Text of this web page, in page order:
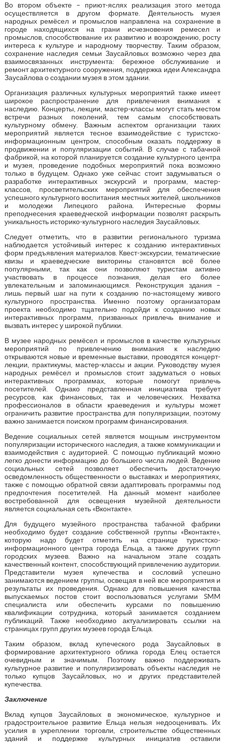
Во втором объекте – приют-яслях реализация этого метода
осуществляется в другом формате. Деятельность музея
народных ремёсел и промыслов направлена на сохранение в
городе находящихся на грани исчезновения ремесел и
промыслов, способствование их развитию и возрождению, росту
интереса к культуре и народному творчеству. Таким образом,
сохранение наследия семьи Заусайловых возможно через два
взаимосвязанных инструмента: бережное обслуживание и
ремонт архитектурного сооружения, поддержка идеи Александра
Заусайлова о создании музея в этом здании.
Организация различных культурных мероприятий также имеет
широкое распространение для привлечения внимания к
наследию. Концерты, лекции, мастер-классы могут стать местом
встречи разных поколений, тем самым способствовать
культурному обмену. Важным аспектом организации таких
мероприятий является тесное взаимодействие с туристско-
информационным центром, способным оказать поддержку в
продвижении и популяризации событий. В случае с табачной
фабрикой, на которой планируется создание культурного центра
и музея, проведение подобных мероприятий пока возможно
только в будущем. Однако уже сейчас стоит задумываться о
разработке интерактивных экскурсий и программ, мастер-
классов, просветительских мероприятий для обеспечения
успешного культурного воспитания местных жителей, школьников
и молодежи Липецкого района. Интересные формы
преподнесения краеведческой информации позволят раскрыть
уникальность историко-культурного наследия Заусайловых.
Следует отметить, что в развитии регионального туризма
наблюдается устойчивый интерес к созданию интерактивных
форм предъявления материалов. Квест-экскурсии, тематические
квизы и краеведческие викторины становятся всё более
популярными, так как они позволяют туристам активно
участвовать в процессе познания, делая его более
увлекательным и запоминающимся. Реконструкция здания –
лишь первый шаг на пути к созданию по-настоящему живого
культурного пространства. Именно поэтому организаторам
проекта необходимо тщательно подойди к созданию новых
интерактивных программ, призванных привлечь внимание и
вызвать интерес у широкой публики.
В музее народных ремёсел и промыслов в качестве культурных
мероприятий по привлечению внимания к наследию
открываются новые и временные выставки, проводятся концерт-
лекции, практикумы, мастер-классы и акции. Руководству музея
народных ремёсел и промыслов стоит задуматься о новых
интерактивных программах, которые помогут привлечь
посетителей. Однако представленная инициатива требует
ресурсов, как финансовых, так и человеческих. Нехватка
профессионалов в области краеведения и культуры может
ограничить развитие пространства для популяризации, поэтому
важно занимается поиском программ финансирования.
Ведение социальных сетей является мощным инструментом
популяризации исторического наследия, а также коммуникации и
взаимодействия с аудиторией. С помощью публикаций можно
легко донести информацию до большего числа людей. Ведение
социальных сетей позволяет обеспечить достаточную
осведомленность общественности о выставках и мероприятиях,
также с помощью обратной связи адаптировать программы под
предпочтения посетителей. На данный момент наиболее
востребованной для освещения музейной деятельности
является социальная сеть «Вконтакте».
Для будущего музейного пространства табачной фабрики
необходимо будет создание собственной группы «Вконтакте»,
которую надо будет отметить на странице туристско-
информационного центра города Ельца, а также других групп
городских музеев. Важно на начальном этапе создать
качественный контент, способствующий привлечению аудитории.
Представители музея купечества и сословий успешно
занимаются ведением группы, освещая в ней все мероприятия и
результаты их проведения. Однако для повышения качества
выпускаемых постов стоит воспользоваться услугами SMM
специалиста или обеспечить курсами по повышению
квалификации сотрудника, который занимается созданием
публикаций. Также необходимо актуализировать ссылки на
страницах групп других музеев города Ельца.
Таким образом, вклад купеческого рода Заусайловых в
формирование архитектурного облика города Елец остается
очевидным и значимым. Поэтому важно поддерживать
культурное развитие и популяризировать объекты наследия не
только купцов Заусайловых, но и других представителей
купечества.
Заключение
Вклад купцов Заусайловых в экономическое, культурное и
градостроительное развитие Ельца нельзя недооценивать. Их
усилия в укреплении торговли, строительстве общественных
зданий и поддержке культурных инициатив оставили